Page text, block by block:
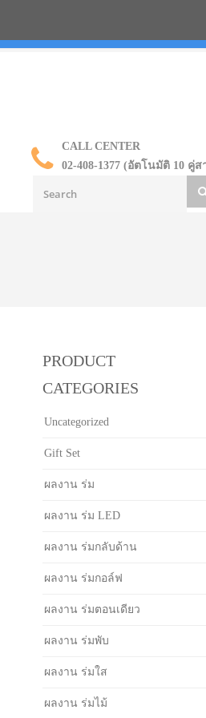
CALL CENTER
02-408-1377 (อัตโนมัติ 10 คู่ส
PRODUCT
CATEGORIES
Uncategorized
Gift Set
ผลงาน ร่ม
ผลงาน ร่ม LED
ผลงาน ร่มกลับด้าน
ผลงาน ร่มกอล์ฟ
ผลงาน ร่มตอนเดียว
ผลงาน ร่มพับ
ผลงาน ร่มใส
ผลงาน ร่มไม้
น ราคาส่ง